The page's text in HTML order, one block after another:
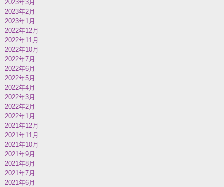
2023年3月
2023年2月
2023年1月
2022年12月
2022年11月
2022年10月
2022年7月
2022年6月
2022年5月
2022年4月
2022年3月
2022年2月
2022年1月
2021年12月
2021年11月
2021年10月
2021年9月
2021年8月
2021年7月
2021年6月